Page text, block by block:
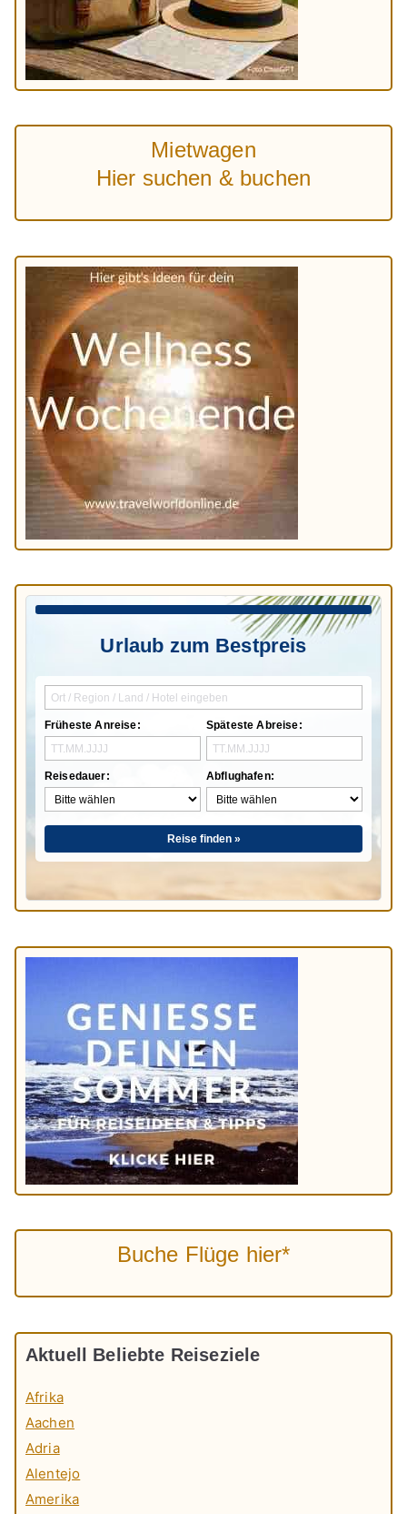
Mietwagen
Hier suchen & buchen
Urlaub zum Bestpreis
Früheste Anreise:
Reisedauer:
Späteste Abreise:
Abflughafen:
Reise finden »
Buche Flüge hier*
Aktuell Beliebte Reiseziele
Afrika
Aachen
Adria
Alentejo
Amerika